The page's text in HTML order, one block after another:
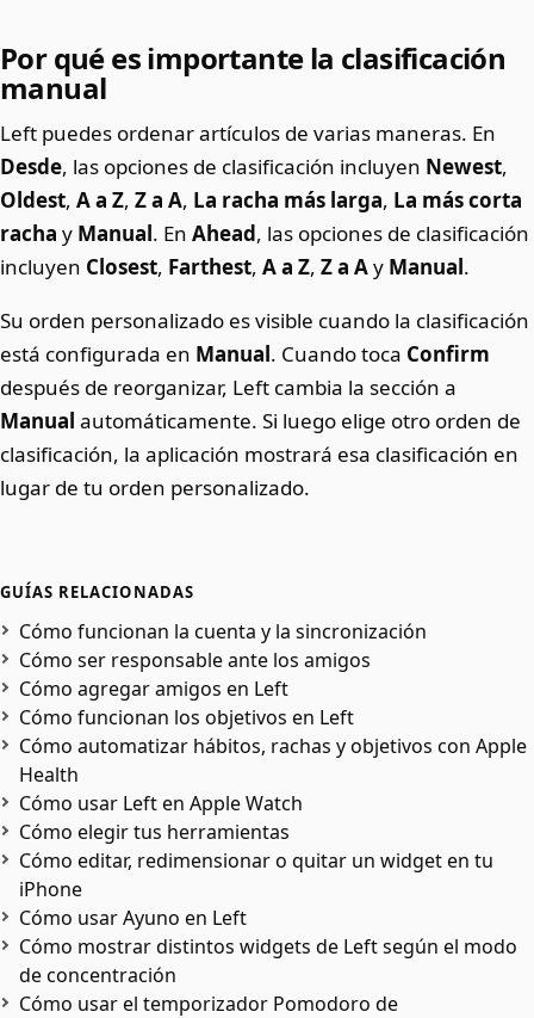
Por qué es importante la clasificación
manual
Left puedes ordenar artículos de varias maneras. En
Desde, las opciones de clasificación incluyen Newest,
Oldest, A a Z, Z a A, La racha más larga, La más corta
racha y Manual. En Ahead, las opciones de clasificación
incluyen Closest, Farthest, A a Z, Z a Ay Manual.
Su orden personalizado es visible cuando la clasificación
está configurada en Manual. Cuando toca Confirm
después de reorganizar, Left cambia la sección a
Manual automáticamente. Si luego elige otro orden de
clasificación, la aplicación mostrará esa clasificación en
lugar de tu orden personalizado.
GUÍAS RELACIONADAS
Cómo funcionan la cuenta y la sincronización
Cómo ser responsable ante los amigos
Cómo agregar amigos en Left
Cómo funcionan los objetivos en Left
Cómo automatizar hábitos, rachas y objetivos con Apple
Health
Cómo usar Left en Apple Watch
Cómo elegir tus herramientas
Cómo editar, redimensionar o quitar un widget en tu
iPhone
Cómo usar Ayuno en Left
Cómo mostrar distintos widgets de Left según el modo
de concentración
Cómo usar el temporizador Pomodoro de